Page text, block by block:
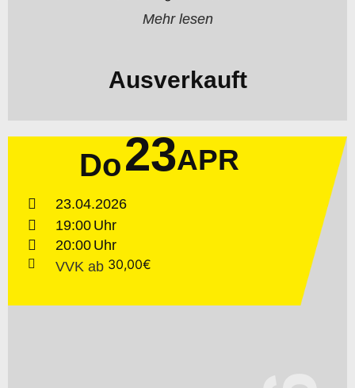
Mehr lesen
Ausverkauft
Do23APR
23.04.2026
19:00
20:00
VVK ab 30,00€